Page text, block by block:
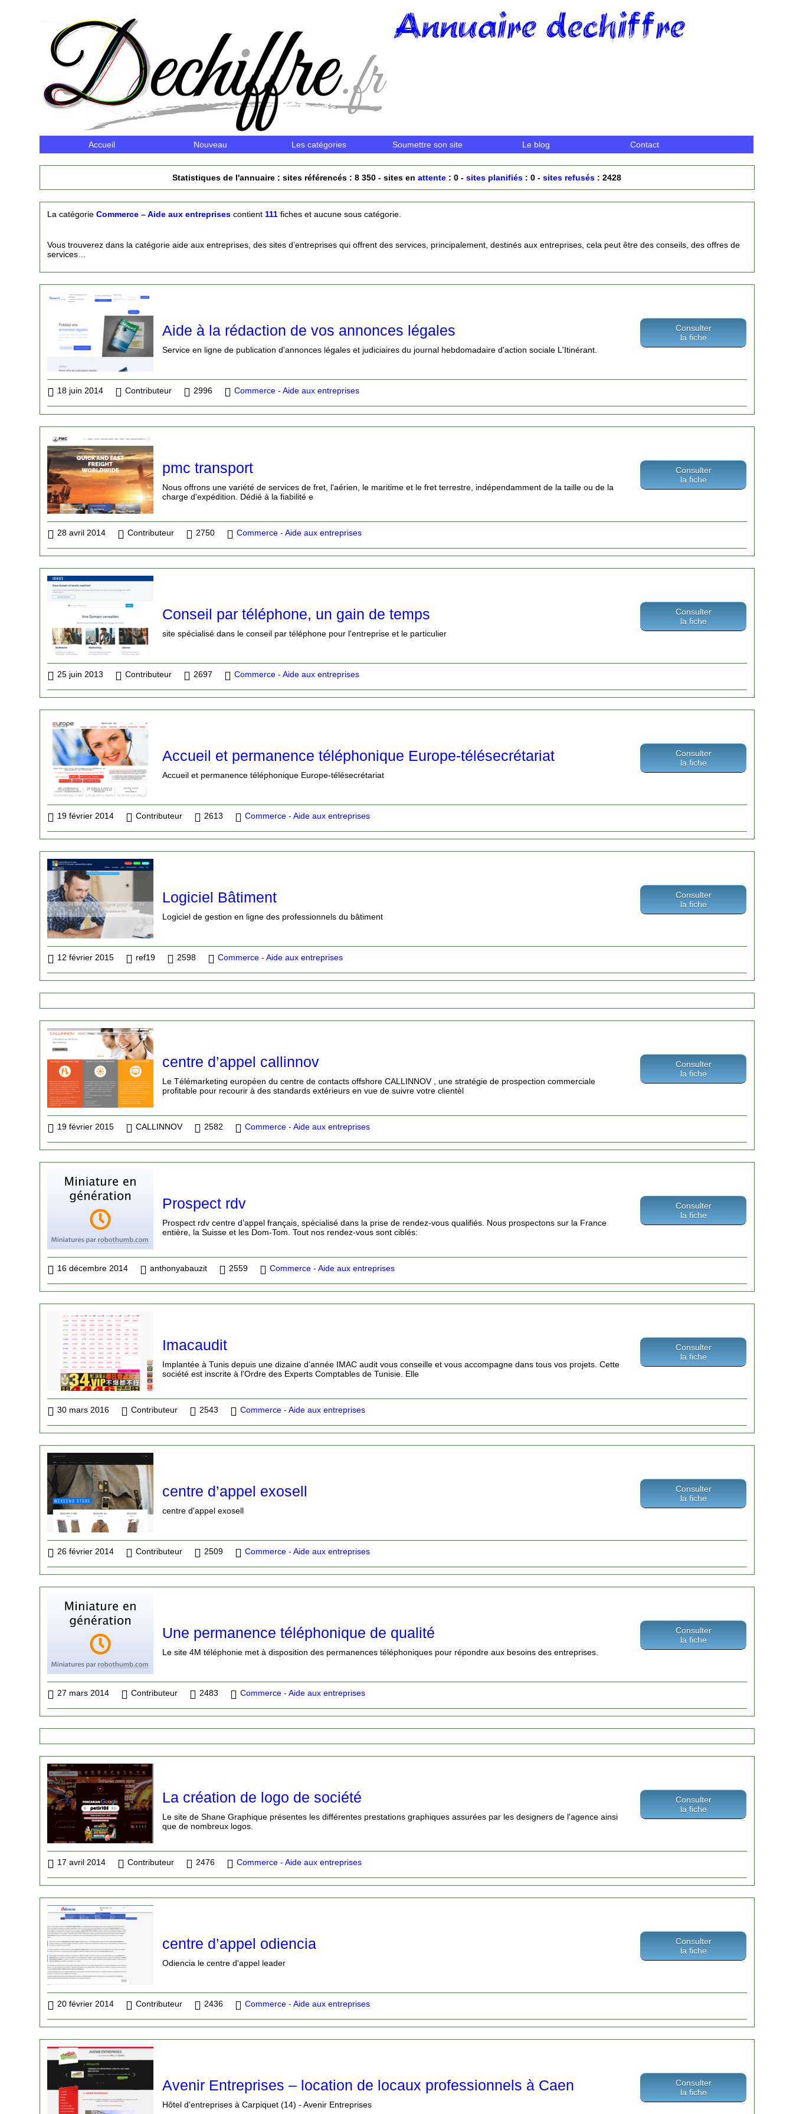
Annuaire dechiffre
Accueil Nouveau Les catégories Soumettre son site Le blog Contact
Statistiques de l'annuaire : sites référencés : 8 350 - sites enattente : 0 -sites planifiés : 0 -sites refusés : 2428
La catégorieCommerce – Aide aux entreprises contient111 fiches et aucune sous catégorie.
Vous trouverez dans la catégorie aide aux entreprises, des sites d’entreprises qui offrent des services, principalement, destinés aux entreprises, cela peut être des conseils, des offres de
services…
Aide à la rédaction de vos annonces légales
Service en ligne de publication d'annonces légales et judiciaires du journal hebdomadaire d'action sociale L'Itinérant.
Consulter
la fiche
18 juin 2014 Contributeur 2996 Commerce - Aide aux entreprises
pmc transport
Nous offrons une variété de services de fret, l'aérien, le maritime et le fret terrestre, indépendamment de la taille ou de la
charge d'expédition. Dédié à la fiabilité e
Consulter
la fiche
28 avril 2014 Contributeur 2750 Commerce - Aide aux entreprises
Conseil par téléphone, un gain de temps
site spécialisé dans le conseil par téléphone pour l'entreprise et le particulier
Consulter
la fiche
25 juin 2013 Contributeur 2697 Commerce - Aide aux entreprises
Accueil et permanence téléphonique Europe-télésecrétariat
Accueil et permanence téléphonique Europe-télésecrétariat
Consulter
la fiche
19 février 2014 Contributeur 2613 Commerce - Aide aux entreprises
Logiciel Bâtiment
Logiciel de gestion en ligne des professionnels du bâtiment
Consulter
la fiche
12 février 2015 ref19 2598 Commerce - Aide aux entreprises
centre d’appel callinnov
Le Télémarketing européen du centre de contacts offshore CALLINNOV , une stratégie de prospection commerciale
profitable pour recourir à des standards extérieurs en vue de suivre votre clientèl
Consulter
la fiche
19 février 2015 CALLINNOV 2582 Commerce - Aide aux entreprises
Prospect rdv
Prospect rdv centre d’appel français, spécialisé dans la prise de rendez-vous qualifiés. Nous prospectons sur la France
entière, la Suisse et les Dom-Tom. Tout nos rendez-vous sont ciblés:
Consulter
la fiche
16 décembre 2014 anthonyabauzit 2559 Commerce - Aide aux entreprises
Imacaudit
Implantée à Tunis depuis une dizaine d’année IMAC audit vous conseille et vous accompagne dans tous vos projets. Cette
société est inscrite à l’Ordre des Experts Comptables de Tunisie. Elle
Consulter
la fiche
30 mars 2016 Contributeur 2543 Commerce - Aide aux entreprises
centre d’appel exosell
centre d'appel exosell
Consulter
la fiche
26 février 2014 Contributeur 2509 Commerce - Aide aux entreprises
Une permanence téléphonique de qualité
Le site 4M téléphonie met à disposition des permanences téléphoniques pour répondre aux besoins des entreprises.
Consulter
la fiche
27 mars 2014 Contributeur 2483 Commerce - Aide aux entreprises
La création de logo de société
Le site de Shane Graphique présentes les différentes prestations graphiques assurées par les designers de l'agence ainsi
que de nombreux logos.
Consulter
la fiche
17 avril 2014 Contributeur 2476 Commerce - Aide aux entreprises
centre d’appel odiencia
Odiencia le centre d'appel leader
Consulter
la fiche
20 février 2014 Contributeur 2436 Commerce - Aide aux entreprises
Avenir Entreprises – location de locaux professionnels à Caen
Hôtel d'entreprises à Carpiquet (14) - Avenir Entreprises
Consulter
la fiche